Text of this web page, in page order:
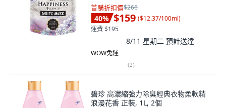
首購折扣價$266
40% $159 ($12.37/100ml)
運費 $195
8/11 星期二 預計送達
WOW免運
(2)
碧珍 高濃縮強力除臭經典衣物柔軟精
浪漫花香 正裝, 1L, 2個